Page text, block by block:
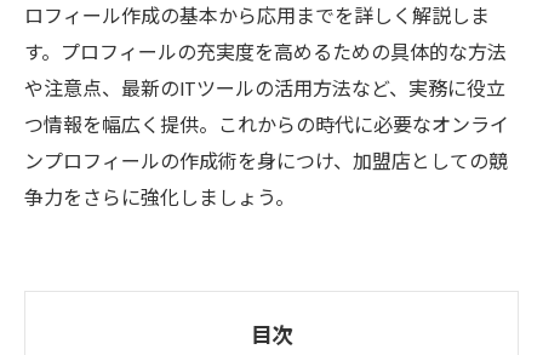
ロフィール作成の基本から応用までを詳しく解説しま
す。プロフィールの充実度を高めるための具体的な方法
や注意点、最新のITツールの活用方法など、実務に役立
つ情報を幅広く提供。これからの時代に必要なオンライ
ンプロフィールの作成術を身につけ、加盟店としての競
争力をさらに強化しましょう。
目次